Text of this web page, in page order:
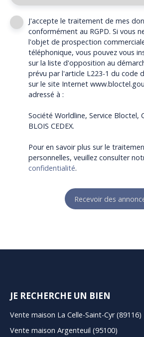
J'accepte le traitement de mes
conformément au RGPD. Si vous
l'objet de prospection
téléphonique, vous pouvez vous
sur la liste d'opposition au
prévu par l'article L223-1 du code
sur le site Internet
adressé à :
Société Worldline, Service Bloctel,
BLOIS CEDEX.
Pour en savoir plus sur le
personnelles, veuillez consulter
confidentialité.
Recevoir des
JE RECHERCHE UN BIEN
Vente maison La Celle-Saint-Cyr (89116)
Vente maison Argenteuil (95100)